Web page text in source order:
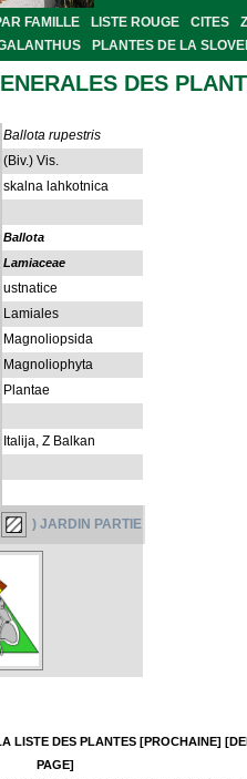
FAMILLE LISTE ROUGE CITES
PLANTES DE LA
DES
Ballota rupestris
(Biv.) Vis.
skalna lahkotnica
Ballota
Lamiaceae
ustnatice
Lamiales
Magnoliopsida
Magnoliophyta
Plantae
Italija, Z Balkan
) JARDIN PARTIE
LISTE DES PLANTES [PROCHAINE]
PAGE]